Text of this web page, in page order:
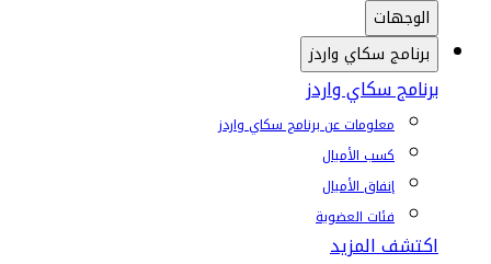
الوجهات
برنامج سكاي واردز
برنامج سكاي واردز
معلومات عن برنامج سكاي واردز
كسب الأميال
إنفاق الأميال
فئات العضوية
اكتشف المزيد